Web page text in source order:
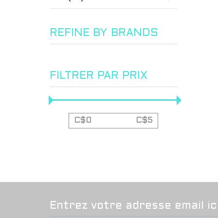
REFINE BY BRANDS
FILTRER PAR PRIX
C$0 C$5